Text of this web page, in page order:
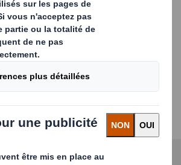
and next buttons to move
l’image